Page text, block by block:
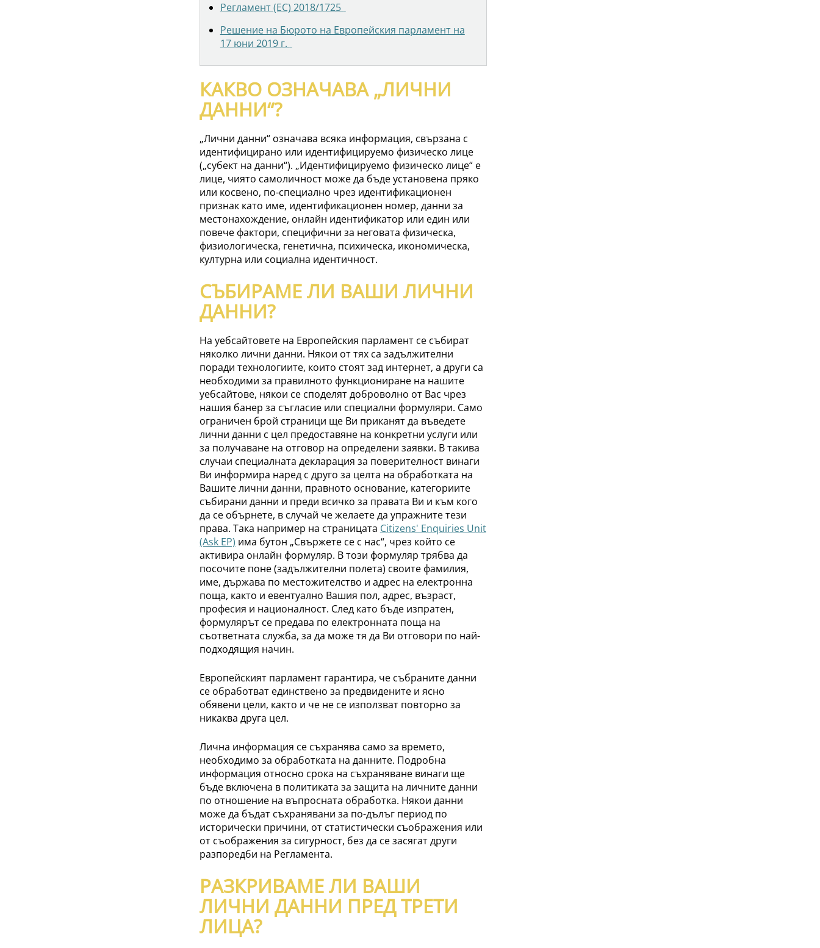
Регламент (ЕС) 2018/1725
Решение на Бюрото на Европейския парламент на
17 юни 2019 г.
КАКВО ОЗНАЧАВА „ЛИЧНИ
ДАННИ“?
„Лични данни“ означава всяка информация, свързана с
идентифицирано или идентифицируемо физическо лице
(„субект на данни“). „Идентифицируемо физическо лице“ е
лице, чиято самоличност може да бъде установена пряко
или косвено, по-специално чрез идентификационен
признак като име, идентификационен номер, данни за
местонахождение, онлайн идентификатор или един или
повече фактори, специфични за неговата физическа,
физиологическа, генетична, психическа, икономическа,
културна или социална идентичност.
СЪБИРАМЕ ЛИ ВАШИ ЛИЧНИ
ДАННИ?
На уебсайтовете на Европейския парламент се събират
няколко лични данни. Някои от тях са задължителни
поради технологиите, които стоят зад интернет, а други са
необходими за правилното функциониране на нашите
уебсайтове, някои се споделят доброволно от Вас чрез
нашия банер за съгласие или специални формуляри. Само
ограничен брой страници ще Ви приканят да въведете
лични данни с цел предоставяне на конкретни услуги или
за получаване на отговор на определени заявки. В такива
случаи специалната декларация за поверителност винаги
Ви информира наред с друго за целта на обработката на
Вашите лични данни, правното основание, категориите
събирани данни и преди всичко за правата Ви и към кого
да се обърнете, в случай че желаете да упражните тези
права. Така например на страницата Citizens' Enquiries Unit
(Ask EP) има бутон „Свържете се с нас“, чрез който се
активира онлайн формуляр. В този формуляр трябва да
посочите поне (задължителни полета) своите фамилия,
име, държава по местожителство и адрес на електронна
поща, както и евентуално Вашия пол, адрес, възраст,
професия и националност. След като бъде изпратен,
формулярът се предава по електронната поща на
съответната служба, за да може тя да Ви отговори по най-
подходящия начин.
Европейският парламент гарантира, че събраните данни
се обработват единствено за предвидените и ясно
обявени цели, както и че не се използват повторно за
никаква друга цел.
Лична информация се съхранява само за времето,
необходимо за обработката на данните. Подробна
информация относно срока на съхраняване винаги ще
бъде включена в политиката за защита на личните данни
по отношение на въпросната обработка. Някои данни
може да бъдат съхранявани за по-дълъг период по
исторически причини, от статистически съображения или
от съображения за сигурност, без да се засягат други
разпоредби на Регламента.
РАЗКРИВАМЕ ЛИ ВАШИ
ЛИЧНИ ДАННИ ПРЕД ТРЕТИ
ЛИЦА?